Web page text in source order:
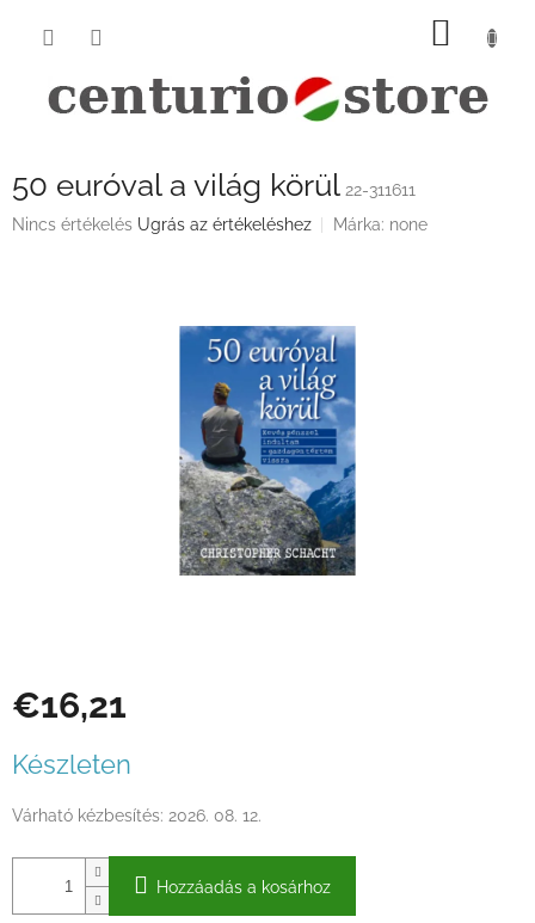
KOSÁR
50 euróval a világ körül 22-311611
A
Nincs értékelés Ugrás az értékeléshez Márka: none
€16,21
Készleten
Várható kézbesítés: 2026. 08. 12.
Hozzáadás a kosárhoz